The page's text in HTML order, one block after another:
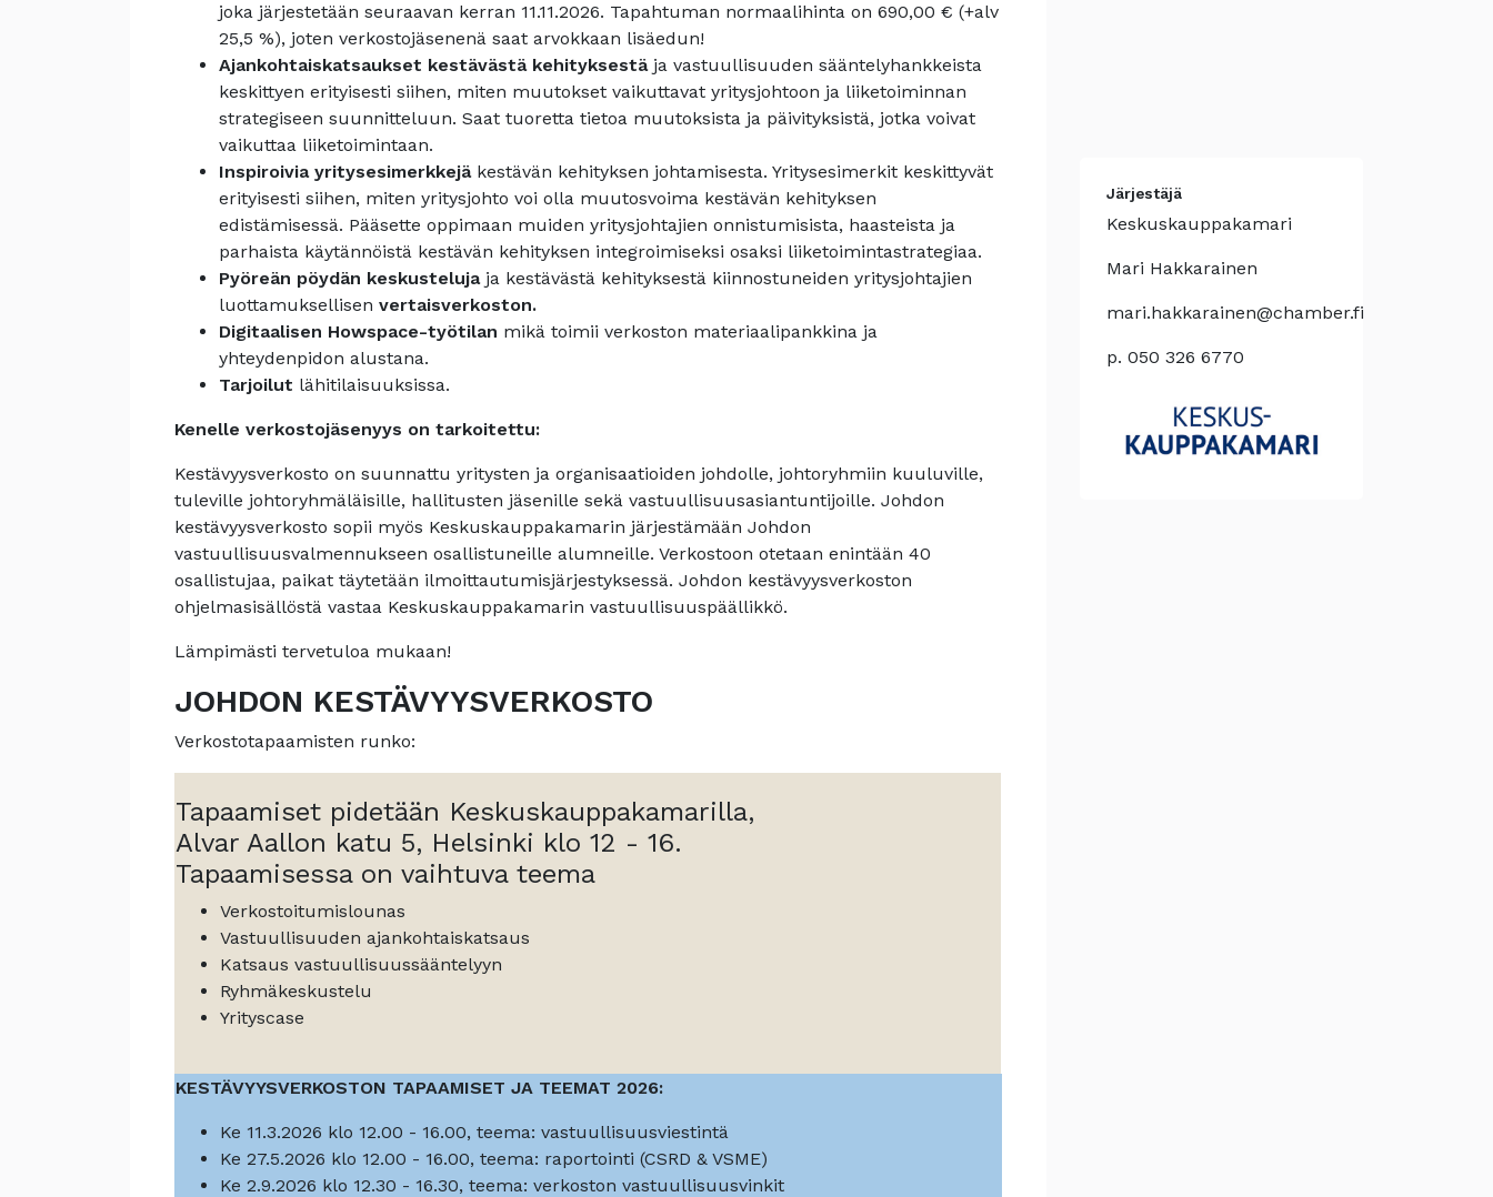
joka järjestetään seuraavan kerran 11.11.2026. Tapahtuman normaalihinta on 690,00 € (+alv
25,5 %), joten verkostojäsenenä saat arvokkaan lisäedun!
Ajankohtaiskatsaukset kestävästä kehityksestäja vastuullisuuden sääntelyhankkeista
keskittyen erityisesti siihen, miten muutokset vaikuttavat yritysjohtoon ja liiketoiminnan
strategiseen suunnitteluun. Saat tuoretta tietoa muutoksista ja päivityksistä, jotka voivat
vaikuttaa liiketoimintaan.
Inspiroivia yritysesimerkkejäkestävän kehityksen johtamisesta. Yritysesimerkit keskittyvät
erityisesti siihen, miten yritysjohto voi olla muutosvoima kestävän kehityksen
edistämisessä. Pääsette oppimaan muiden yritysjohtajien onnistumisista, haasteista ja
parhaista käytännöistä kestävän kehityksen integroimiseksi osaksi liiketoimintastrategiaa.
Pyöreän pöydän keskusteluja ja kestävästä kehityksestä kiinnostuneiden yritysjohtajien
luottamuksellisen vertaisverkoston.
Digitaalisen Howspace-työtilan mikä toimii verkoston materiaalipankkina ja
yhteydenpidon alustana.
Tarjoilut lähitilaisuuksissa.
Kenelle verkostojäsenyys on tarkoitettu:
Kestävyysverkosto on suunnattu yritysten ja organisaatioiden johdolle, johtoryhmiin kuuluville,
tuleville johtoryhmäläisille, hallitusten jäsenille sekä vastuullisuusasiantuntijoille. Johdon
kestävyysverkosto sopii myös Keskuskauppakamarin järjestämään Johdon
vastuullisuusvalmennukseen osallistuneille alumneille. Verkostoon otetaan enintään 40
osallistujaa, paikat täytetään ilmoittautumisjärjestyksessä. Johdon kestävyysverkoston
ohjelmasisällöstä vastaa Keskuskauppakamarin vastuullisuuspäällikkö.
Lämpimästi tervetuloa mukaan!
JOHDON KESTÄVYYSVERKOSTO
Verkostotapaamisten runko:
Tapaamiset pidetään Keskuskauppakamarilla,
Alvar Aallon katu 5, Helsinki klo 12 - 16.
Tapaamisessa on vaihtuva teema
Verkostoitumislounas
Vastuullisuuden ajankohtaiskatsaus
Katsaus vastuullisuussääntelyyn
Ryhmäkeskustelu
Yrityscase
KESTÄVYYSVERKOSTON TAPAAMISET JA TEEMAT 2026:
Ke 11.3.2026 klo 12.00 - 16.00, teema: vastuullisuusviestintä
Ke 27.5.2026 klo 12.00 - 16.00, teema: raportointi (CSRD & VSME)
Ke 2.9.2026 klo 12.30 - 16.30, teema: verkoston vastuullisuusvinkit
Järjestäjä
Keskuskauppakamari
Mari Hakkarainen
mari.hakkarainen@chamber.fi
p. 050 326 6770